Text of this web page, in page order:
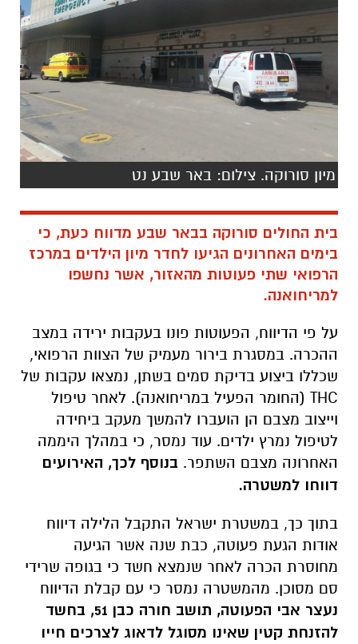
מיון סורוקה. צילום: באר שבע נט
בית החולים סורוקה בבאר שבע מדווח כעת, כי
בימים האחרונים הגיעו לחדר מיון הילדים במרכז
הרפואי שתי פעוטות מהאזור, אשר נחשפו
למריחואנה.
על פי הדיווח, הפעוטות פונו בעקבות ירידה במצב
ההכרה. במסגרת בירור מעמיק של הצוות הרפואי,
שכללו ביצוע בדיקת סמים בשתן, נמצאו עקבות של
THC (החומר הפעיל במריחואנה). לאחר טיפול
וייצוב מצבם הן הועברו להמשך מעקב ביחידה
לטיפול נמרץ ילדים. עוד נמסר, כי במהלך היממה
האחרונה מצבם השתפר. בנוסף לכך, האירועים
דווחו למשטרה.
בתוך כך, במשטרת ישראל התקבל הלילה דיווח
אודות הגעת פעוטה, כבת שנה אשר הגיעה
מחוסרת הכרה לאחר שנמצא חשד כי בגופה שרידי
סם מסוכן. מהמשטרה נמסר כי עם קבלת הדיווח
נעצר אבי הפעוטה, תושב חורה כבן 51, בחשד
להזנחת קטין שאינו מסוגל לדאוג לצרכים חייו